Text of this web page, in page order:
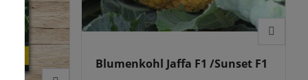
Blumenkohl Jaffa F1 /Sunset F1